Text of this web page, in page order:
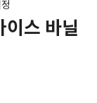
이스 바닐